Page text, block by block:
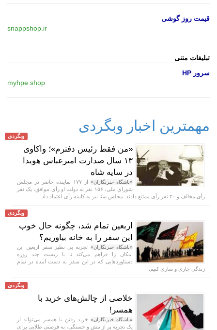
قیمت روز گوشی
snappshop.ir
تبلیغات متنی
سرور HP
myhpe.shop
مهمترین اخبار وبگردی
وبگردی
«من فقط رئیس دفترم»؛ واکاوی
۱۳ سال صدارت امیرعباس هویدا
در سایه شاه
«باشگاه خبرنگاران»
از ۱۷۷ نماینده حاضر در مجلس
شورای ملی، ۱۵۶ نفر به دولت او رأی موافق، یک نفر
رأی مخالف و ۲۰ نفر رأی ممتنع دادند. مجلس سنا نیز به کابینه رأی اعتماد داد.
وبگردی
اربعین تمام شد، چگونه حال خوب
این سفر را به خانه بیاوریم؟
«باشگاه خبرنگاران» تجربه بی نظیر سفر اربعین این
امکان را فراهم می‌کند تا با زیست چند روزه
دستاورد‌هایی که در این سفر به دست آمده در تمام
زندگی جاری و ساری کنیم.
وبگردی
خلاصی از چالش‌های خرید با
همسر!
«باشگاه خبرنگاران» خرید رفتن با همسر می‌تواند از
یک تجربه پر از تنش و خستگی، به فرصتی طلایی برای